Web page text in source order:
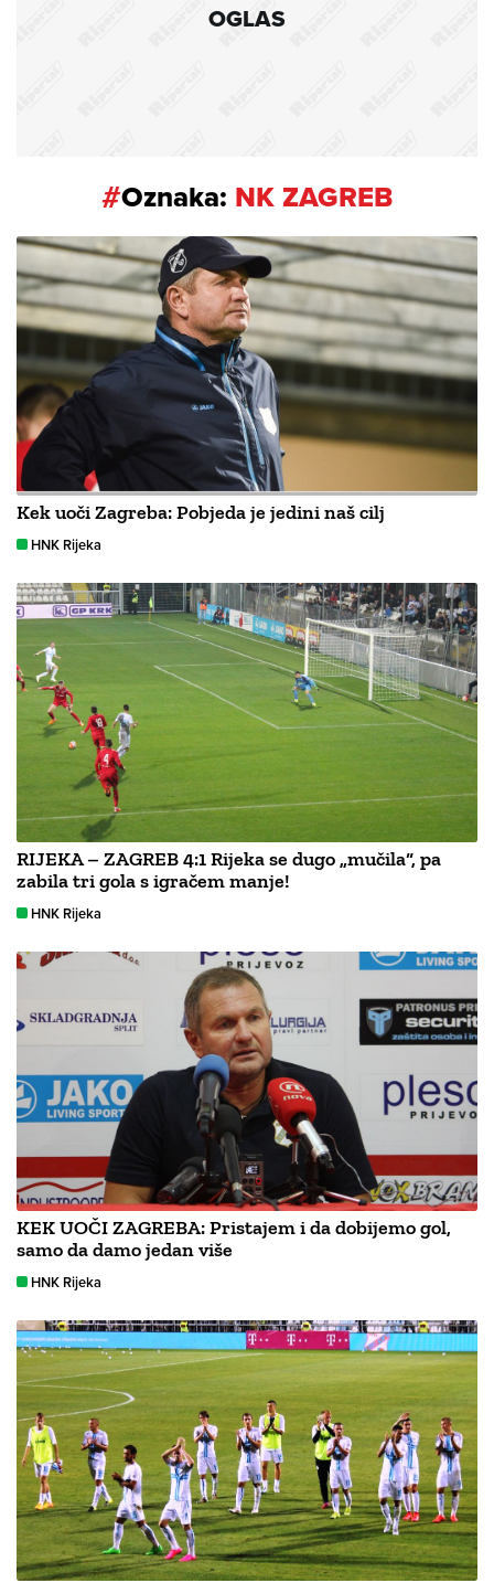
OGLAS
#Oznaka: NK ZAGREB
Kek uoči Zagreba: Pobjeda je jedini naš cilj
HNK Rijeka
RIJEKA – ZAGREB 4:1 Rijeka se dugo „mučila“, pa
zabila tri gola s igračem manje!
HNK Rijeka
KEK UOČI ZAGREBA: Pristajem i da dobijemo gol,
samo da damo jedan više
HNK Rijeka